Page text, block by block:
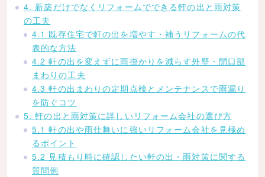
4. 新築だけでなくリフォームでできる軒の出と雨対策
の工夫
4.1 既存住宅で軒の出を増やす・補うリフォームの代
表的な方法
4.2 軒の出を変えずに雨掛かりを減らす外壁・開口部
まわりの工夫
4.3 軒の出まわりの定期点検とメンテナンスで雨漏り
を防ぐコツ
5. 軒の出と雨対策に詳しいリフォーム会社の選び方
5.1 軒の出や雨仕舞いに強いリフォーム会社を見極め
るポイント
5.2 見積もり時に確認したい軒の出・雨対策に関する
質問例